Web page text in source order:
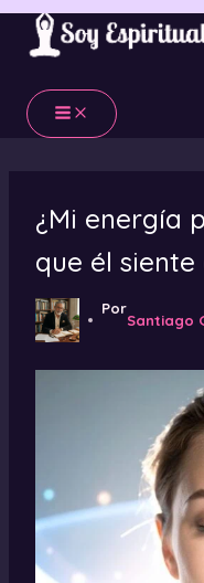
Ir
contenido
¿Mi energía
que él siente
Por
Santiago